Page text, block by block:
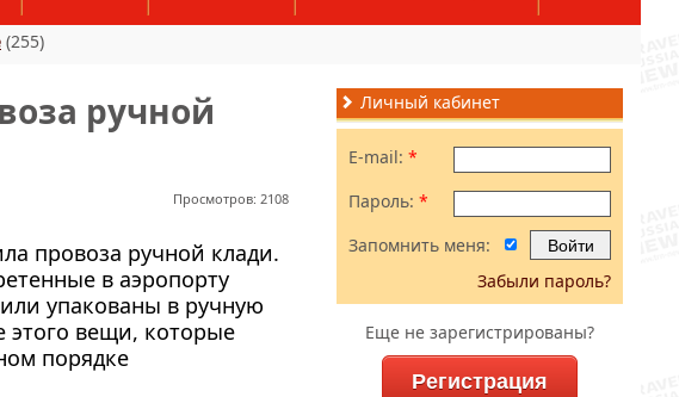
(255)
ручной
Просмотров: 2108
провоза ручной клади.
в аэропорту
упакованы в ручную
этого вещи, которые
порядке
Личный кабинет
E-mail: *
Пароль: *
Запомнить меня:
Забыли пароль?
Еще не зарегистрированы?
Регистрация